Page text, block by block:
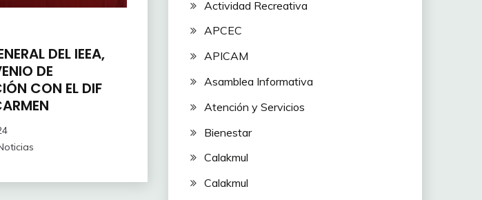
DEL IEEA,
DE
CON EL DIF
Actividad Recreativa
APCEC
APICAM
Asamblea Informativa
Atención y Servicios
Bienestar
Calakmul
Calakmul